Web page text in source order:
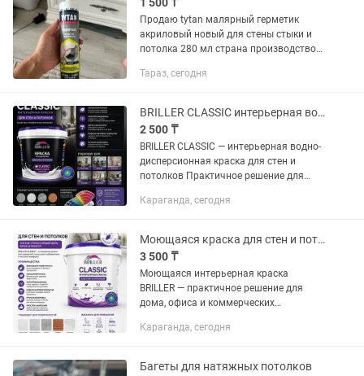
Продаю tytan малярный герметик
акриловый новый для стены стыки и
потолка 280 мл страна производство
Тараз, сегодня
BRILLER CLASSIC интерьерная водно-дисперсионная краска для стен и потолков
2 500 ₸
BRILLER CLASSIC — интерьерная водно-
дисперсионная краска для стен и
потолков Практичное решение для
Образует ровное матовое покрытие,
Караганда, сегодня
Моющаяся краска для стен и потолков BRILLER Матовая Колеровка
3 500 ₸
Моющаяся интерьерная краска
BRILLER — практичное решение для
дома, офиса и коммерческих
оставались чистыми и выглядели как
образует...
Караганда, сегодня
Багеты для натяжных потолков